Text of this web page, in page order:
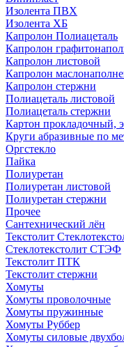
Изолента ПВХ
Изолента ХБ
Капролон Полиацеталь
Капролон
Капролон листовой
Капролон
Капролон стержни
Полиацеталь листовой
Полиацеталь стержни
Картон прокладочный,
Круги абразивные по
Оргстекло
Пайка
Полиуретан
Полиуретан листовой
Полиуретан стержни
Прочее
Сантехнический лён
Текстолит
Стеклотекстолит СТЭФ
Текстолит ПТК
Текстолит стержни
Хомуты
Хомуты проволочные
Хомуты пружинные
Хомуты Руббер
Хомуты силовые